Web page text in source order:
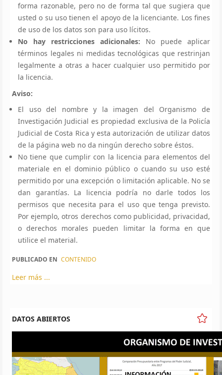
forma razonable, pero no de forma tal que sugiera que
usted o su uso tienen el apoyo de la licenciante. Los fines
de uso de los datos son para uso lícitos.
No hay restricciones adicionales: No puede aplicar
términos legales ni medidas tecnológicas que restrinjan
legalmente a otras a hacer cualquier uso permitido por
la licencia.
Aviso:
El uso del nombre y la imagen del Organismo de
Investigación Judicial es propiedad exclusiva de la Policía
Judicial de Costa Rica y esta autorización de utilizar datos
de la página web no da ningún derecho sobre éstos.
No tiene que cumplir con la licencia para elementos del
materiale en el dominio público o cuando su uso esté
permitido por una excepción o limitación aplicable. No se
dan garantías. La licencia podría no darle todos los
permisos que necesita para el uso que tenga previsto.
Por ejemplo, otros derechos como publicidad, privacidad,
o derechos morales pueden limitar la forma en que
utilice el material.
PUBLICADO EN CONTENIDO
Leer más ...
DATOS ABIERTOS